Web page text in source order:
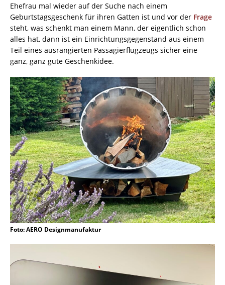
Ehefrau mal wieder auf der Suche nach einem
Geburtstagsgeschenk für ihren Gatten ist und vor der Frage
steht, was schenkt man einem Mann, der eigentlich schon
alles hat, dann ist ein Einrichtungsgegenstand aus einem
Teil eines ausrangierten Passagierflugzeugs sicher eine
ganz, ganz gute Geschenkidee.
Foto: AERO Designmanufaktur